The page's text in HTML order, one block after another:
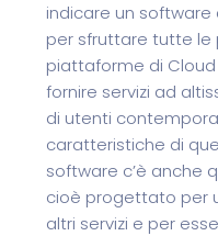
indicare un
per sfruttare tutte le
piattaforme di
fornire servizi ad
di utenti
caratteristiche di
software c’è anche
cioè progettato per
altri servizi e per